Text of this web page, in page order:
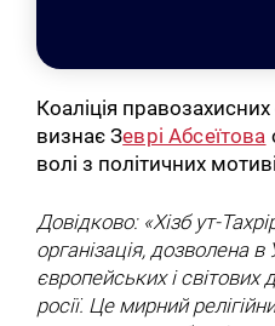
Коаліція правозахисних
визнає Зеврі Абсеїтова
волі з політичних
Довідково: «Хізб ут-
організація, дозволена в
європейських і
росії. Це мирний